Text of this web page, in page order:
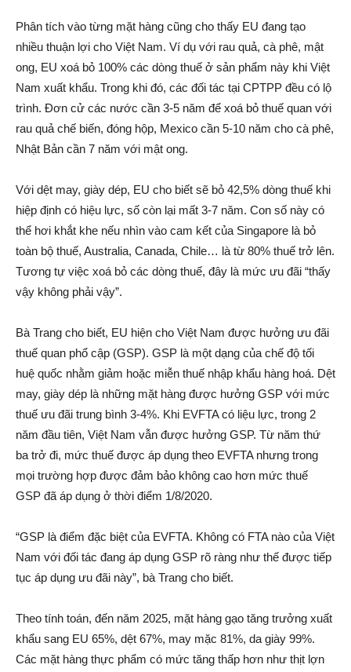
Phân tích vào từng mặt hàng cũng cho thấy EU đang tạo
nhiều thuận lợi cho Việt Nam. Ví dụ với rau quả, cà phê, mật
ong, EU xoá bỏ 100% các dòng thuế ở sản phẩm này khi Việt
Nam xuất khẩu. Trong khi đó, các đối tác tại CPTPP đều có lộ
trình. Đơn cử các nước cần 3-5 năm để xoá bỏ thuế quan với
rau quả chế biến, đóng hộp, Mexico cần 5-10 năm cho cà phê,
Nhật Bản cần 7 năm với mật ong.
Với dệt may, giày dép, EU cho biết sẽ bỏ 42,5% dòng thuế khi
hiệp định có hiệu lực, số còn lại mất 3-7 năm. Con số này có
thể hơi khắt khe nếu nhìn vào cam kết của Singapore là bỏ
toàn bộ thuế, Australia, Canada, Chile… là từ 80% thuế trở lên.
Tương tự việc xoá bỏ các dòng thuế, đây là mức ưu đãi “thấy
vậy không phải vậy”.
Bà Trang cho biết, EU hiện cho Việt Nam được hưởng ưu đãi
thuế quan phổ cập (GSP). GSP là một dạng của chế độ tối
huệ quốc nhằm giảm hoặc miễn thuế nhập khẩu hàng hoá. Dệt
may, giày dép là những mặt hàng được hưởng GSP với mức
thuế ưu đãi trung bình 3-4%. Khi EVFTA có liệu lực, trong 2
năm đầu tiên, Việt Nam vẫn được hưởng GSP. Từ năm thứ
ba trở đi, mức thuế được áp dụng theo EVFTA nhưng trong
mọi trường hợp được đảm bảo không cao hơn mức thuế
GSP đã áp dụng ở thời điểm 1/8/2020.
“GSP là điểm đặc biệt của EVFTA. Không có FTA nào của Việt
Nam với đối tác đang áp dụng GSP rõ ràng như thế được tiếp
tục áp dụng ưu đãi này”, bà Trang cho biết.
Theo tính toán, đến năm 2025, mặt hàng gạo tăng trưởng xuất
khẩu sang EU 65%, dệt 67%, may mặc 81%, da giày 99%.
Các mặt hàng thực phẩm có mức tăng thấp hơn như thịt lợn